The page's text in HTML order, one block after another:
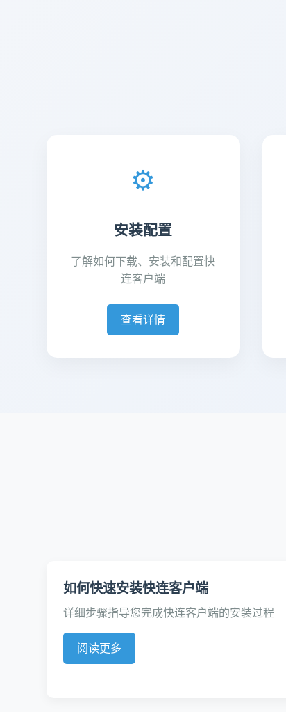
⚙️
安装配置
了解如何下载、安装和配置快
连客户端
查看详情
如何快速安装快连客户端
详细步骤指导您完成快连客户端的安装过程
阅读更多